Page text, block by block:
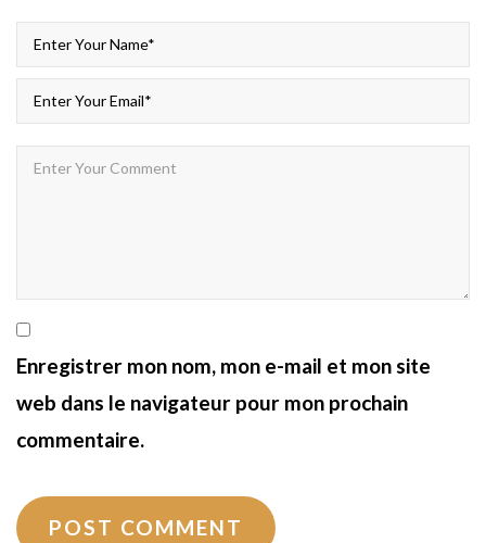
Enregistrer mon nom, mon e-mail et mon site
web dans le navigateur pour mon prochain
commentaire.